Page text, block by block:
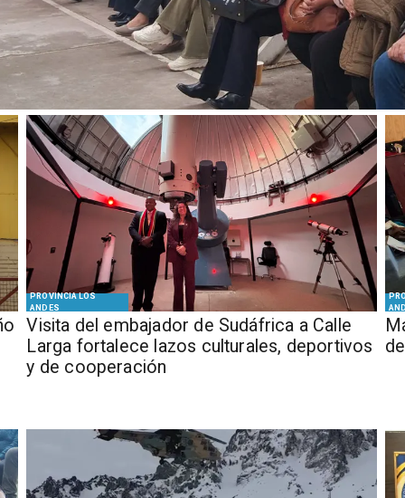
PROVINCIA LOS
ANDES
​Visita del embajador de Sudáfrica a Calle
Larga fortalece lazos culturales, deportivos
y de cooperación